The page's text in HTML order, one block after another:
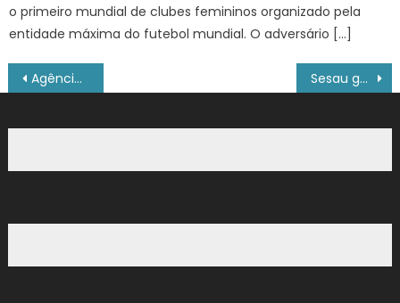
o primeiro mundial de clubes femininos organizado pela
entidade máxima do futebol mundial. O adversário […]
Navegação
de
Post
Agência Minas Gerais | Secretaria de Estado de Fazenda entrega prêmio de R$ 50 mil da campanha “Sorte no Tanque” da Nota Fiscal Mineira Sesau garante atendimento médico de urgência durante a Expoferr Show 2025